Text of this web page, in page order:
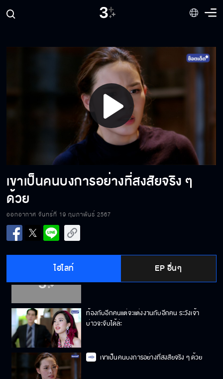
Play
Video
เขาเป็นคนบงการอย่างที่สงสัยจริง ๆ
ด้วย
ออกอากาศ จันทร์ที่ 19 กุมภาพันธ์ 2567
ไฮไลท์ EP อื่นๆ
จะไปทำตามความฝันอะไรก็ทำ ทำให้มันสำเร็จก็
แล้วกัน
ถ้าวันไหนเธอไม่มีความสุข ขอให้กลับมาหาฉันที่นี่
นะ
หนูจะกลับไปเป็นนางเอกหนัง รักท่วมทุ่ง
โชคดีที่แค่เฉียด ถ้าขยับอีกนิดเดียวโดนใจไปแล้ว
อย่าทำอะไรบ้า ๆ แบบนี้ คิดถึงลูกในท้องด้วยสิ!
ท้องกับอีกคนแต่จะแต่งงานกับอีกคน ระวังเจ้า
บ่าวจะจับได้ล่ะ
เขาเป็นคนบงการอย่างที่สงสัยจริง ๆ ด้วย